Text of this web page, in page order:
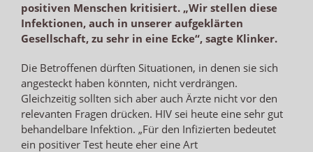
positiven Menschen kritisiert. „Wir stellen diese
Infektionen, auch in unserer aufgeklärten
Gesellschaft, zu sehr in eine Ecke“, sagte Klinker.
Die Betroffenen dürften Situationen, in denen sie sich
angesteckt haben könnten, nicht verdrängen.
Gleichzeitig sollten sich aber auch Ärzte nicht vor den
relevanten Fragen drücken. HIV sei heute eine sehr gut
behandelbare Infektion. „Für den Infizierten bedeutet
ein positiver Test heute eher eine Art